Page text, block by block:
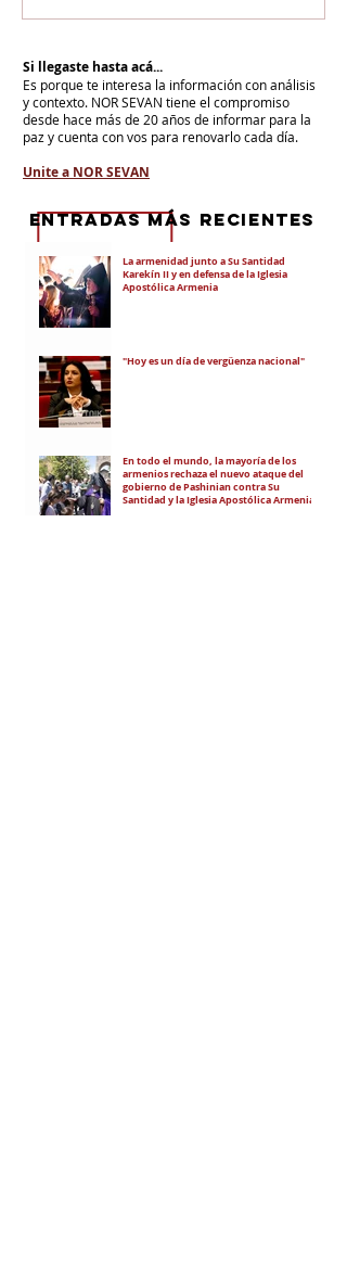
Si llegaste hasta acá...
Es porque te interesa la información con análisis
y contexto. NOR SEVAN tiene el compromiso
desde hace más de 20 años de informar para la
paz y cuenta con vos para renovarlo cada día.
Unite a NOR SEVAN
La armenidad junto a Su Santidad
Karekín II y en defensa de la Iglesia
Apostólica Armenia
"Hoy es un día de vergüenza nacional"
En todo el mundo, la mayoría de los
armenios rechaza el nuevo ataque del
gobierno de Pashinian contra Su
Santidad y la Iglesia Apostólica Armenia
eNTRADAS MÁS RECIENTES